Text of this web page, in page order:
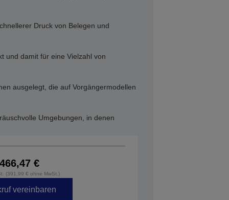
Druck von Belegen und
und damit für eine Vielzahl von
ausgelegt, die auf Vorgängermodellen
Umgebungen, in denen
466,47 €
(391,99 € ohne MwSt.)
vereinbaren